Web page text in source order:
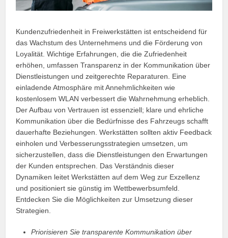
Kundenzufriedenheit in Freiwerkstätten ist entscheidend für
das Wachstum des Unternehmens und die Förderung von
Loyalität. Wichtige Erfahrungen, die die Zufriedenheit
erhöhen, umfassen Transparenz in der Kommunikation über
Dienstleistungen und zeitgerechte Reparaturen. Eine
einladende Atmosphäre mit Annehmlichkeiten wie
kostenlosem WLAN verbessert die Wahrnehmung erheblich.
Der Aufbau von Vertrauen ist essenziell; klare und ehrliche
Kommunikation über die Bedürfnisse des Fahrzeugs schafft
dauerhafte Beziehungen. Werkstätten sollten aktiv Feedback
einholen und Verbesserungsstrategien umsetzen, um
sicherzustellen, dass die Dienstleistungen den Erwartungen
der Kunden entsprechen. Das Verständnis dieser
Dynamiken leitet Werkstätten auf dem Weg zur Exzellenz
und positioniert sie günstig im Wettbewerbsumfeld.
Entdecken Sie die Möglichkeiten zur Umsetzung dieser
Strategien.
Priorisieren Sie transparente Kommunikation über